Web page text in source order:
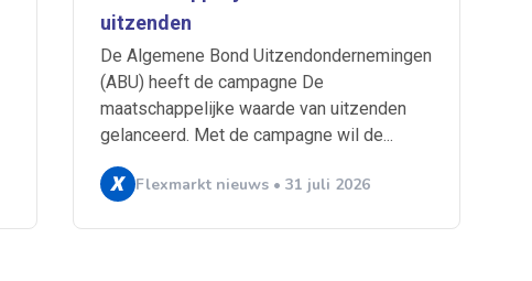
uitzenden
De Algemene Bond Uitzendondernemingen
(ABU) heeft de campagne De
maatschappelijke waarde van uitzenden
gelanceerd. Met de campagne wil de...
Flexmarkt nieuws • 31 juli 2026